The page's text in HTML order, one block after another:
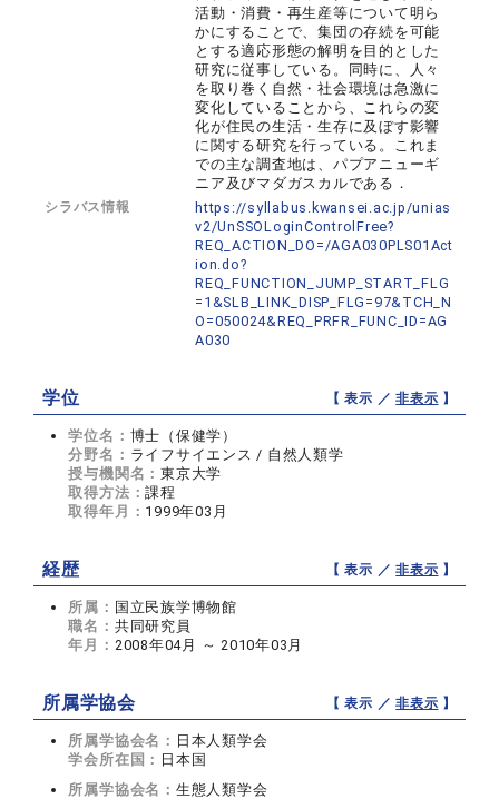
活動・消費・再生産等について明ら
かにすることで、集団の存続を可能
とする適応形態の解明を目的とした
研究に従事している。同時に、人々
を取り巻く自然・社会環境は急激に
変化していることから、これらの変
化が住民の生活・生存に及ぼす影響
に関する研究を行っている。これま
での主な調査地は、パプアニューギ
ニア及びマダガスカルである．
シラバス情報
https://syllabus.kwansei.ac.jp/unias
v2/UnSSOLoginControlFree?
REQ_ACTION_DO=/AGA030PLS01Act
ion.do?
REQ_FUNCTION_JUMP_START_FLG
=1&SLB_LINK_DISP_FLG=97&TCH_N
O=050024&REQ_PRFR_FUNC_ID=AG
A030
学位 【 表示 ／非表示 】
学位名： 博士（保健学）
分野名： ライフサイエンス / 自然人類学
授与機関名：東京大学
取得方法：課程
取得年月： 1999年03月
経歴 【 表示 ／非表示 】
所属： 国立民族学博物館
職名： 共同研究員
年月： 2008年04月 ～ 2010年03月
所属学協会 【 表示 ／非表示 】
所属学協会名： 日本人類学会
学会所在国： 日本国
所属学協会名： 生態人類学会